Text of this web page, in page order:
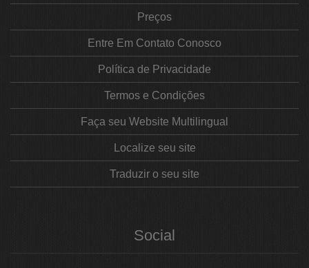
Preços
Entre Em Contato Conosco
Política de Privacidade
Termos e Condições
Faça seu Website Multilingual
Localize seu site
Traduzir o seu site
Social